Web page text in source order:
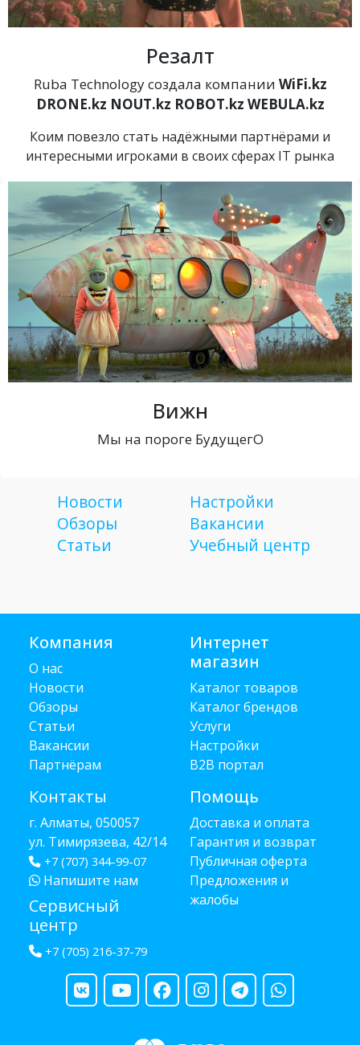
Резалт
Ruba Technology создала компании WiFi.kz
DRONE.kz NOUT.kz ROBOT.kz WEBULA.kz
Коим повезло стать надёжными партнёрами и
интересными игроками в своих сферах IT рынка
Вижн
Мы на пороге БудущегО
Новости
Обзоры
Статьи
Настройки
Вакансии
Учебный центр
Компания
О нас
Новости
Обзоры
Статьи
Вакансии
Партнёрам
Контакты
г. Алматы, 050057
ул. Тимирязева, 42/14
+7 (707) 344-99-07
Напишите нам
Сервисный
центр
+7 (705) 216-37-79
Интернет
магазин
Каталог товаров
Каталог брендов
Услуги
Настройки
B2B портал
Помощь
Доставка и оплата
Гарантия и возврат
Публичная оферта
Предложения и
жалобы